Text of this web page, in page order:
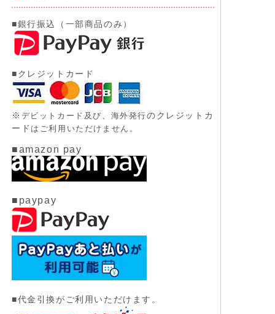
■銀行振込（一部商品のみ）
■クレジットカード
※ デビットカード及び、 海外発行のクレジットカ
ード はご利用いただけません。
■amazon pay
■paypay
■代金引換がご利用いただけます。